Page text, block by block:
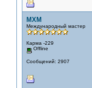
MXM
Международный мастер
Карма -229
Offline
Сообщений: 2907